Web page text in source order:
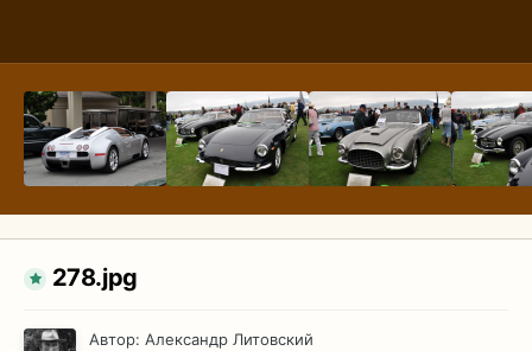
278.jpg
Автор: Александр Литовский